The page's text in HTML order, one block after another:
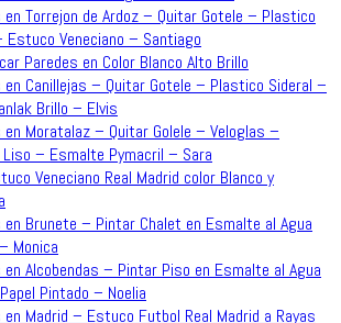
Torrejon de Ardoz – Quitar Gotele – Plastico
Estuco Veneciano – Santiago
Paredes en Color Blanco Alto Brillo
Canillejas – Quitar Gotele – Plastico Sideral –
Brillo – Elvis
Moratalaz – Quitar Golele – Veloglas –
– Esmalte Pymacril – Sara
Veneciano Real Madrid color Blanco y
Brunete – Pintar Chalet en Esmalte al Agua
Monica
Alcobendas – Pintar Piso en Esmalte al Agua
Pintado – Noelia
Madrid – Estuco Futbol Real Madrid a Rayas